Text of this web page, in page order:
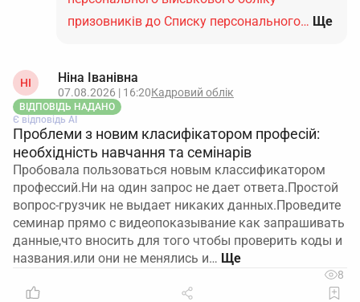
призовників до Списку персонального… Ще
НІ Ніна Іванівна
07.08.2026 | 16:20Кадровий облік
ВІДПОВІДЬ НАДАНО
Є відповідь АІ
Проблеми з новим класифікатором професій:
необхідність навчання та семінарів
Пробовала пользоваться новым классификатором
профессий.Ни на один запрос не дает ответа.Простой
вопрос-грузчик не выдает никаких данных.Проведите
семинар прямо с видеопоказывание как запрашивать
данные,что вносить для того чтобы проверить коды и
названия.или они не менялись и…
8